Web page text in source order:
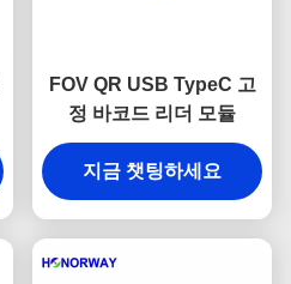
FOV QR USB TypeC 고
정 바코드 리더 모듈
지금 챗팅하세요